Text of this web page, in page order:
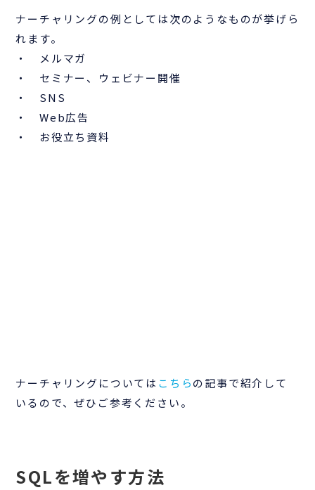
ナーチャリングの例としては次のようなものが挙げら
れます。
・ メルマガ
・ セミナー、ウェビナー開催
・ SNS
・ Web広告
・ お役立ち資料
ナーチャリングについては こちらの記事で紹介して
いるので、ぜひご参考ください。
SQLを増やす方法